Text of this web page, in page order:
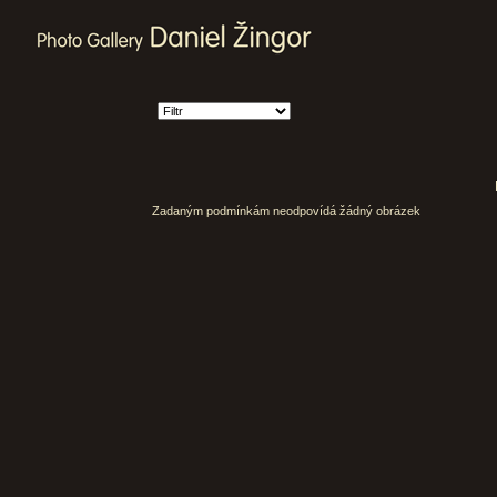
Zadaným podmínkám neodpovídá žádný obrázek